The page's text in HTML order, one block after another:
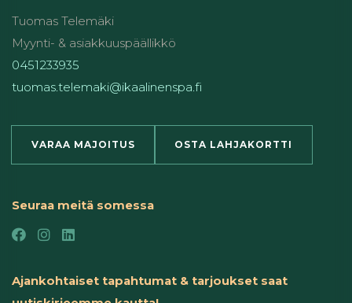
Tuomas Telemäki
Myynti- & asiakkuuspäällikkö
0451233935
tuomas.telemaki@ikaalinenspa.fi
VARAA MAJOITUS OSTA LAHJAKORTTI
Seuraa meitä somessa
Ajankohtaiset tapahtumat & tarjoukset saat